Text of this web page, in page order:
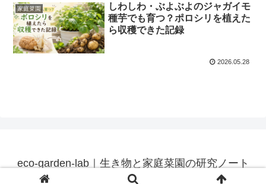
家庭菜園
しわしわ・ぶよぶよのジャガイモ
種芋でも育つ？ポロシリを植えた
ら収穫できた記録
2026.05.28
eco-garden-lab｜生き物と家庭菜園の研究ノート
© 2026 eco-garden-lab｜生き物と家庭菜園の研究ノート.